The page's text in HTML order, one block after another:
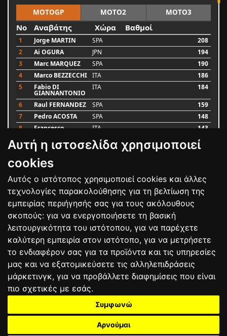
Αυτή η ιστοσελίδα χρησιμοποιεί
cookies
Αυτός ο ιστότοπος χρησιμοποιεί cookies και άλλες
τεχνολογίες παρακολούθησης για τη βελτίωση της
εμπειρίας περιήγησής σας για τους ακόλουθους
σκοπούς: για να ενεργοποιήσετε τη βασική
λειτουργικότητα του ιστότοπου, για να παρέχετε
καλύτερη εμπειρία στον ιστότοπο, για να μετρήσετε
το ενδιαφέρον σας για τα προϊόντα και τις υπηρεσίες
μας και να εξατομικεύσετε τις αλληλεπιδράσεις
μάρκετινγκ, για να προβάλλετε διαφημίσεις που είναι
πιο σχετικές με εσάς.
Συμφωνώ
Αρνούμαι
MOTOGP MOTO2 MOTO3
No Αναβάτης Χώρα Βαθμοί
1 Jorge MARTIN SPA
208
2
Ai OGURA JPN
194
3
Marc MARQUEZ SPA
190
4
Marco BEZZECCHI ITA
186
5
Fabio DI
GIANNANTONIO
ITA 184
6 Raul FERNANDEZ SPA
159
7
Pedro ACOSTA SPA
148
8
Francesco ITA 143
9 Alex MARQUEZ SPA
Luca MARINI
Bαθμολογία
ΟΡΟΙ ΧΡΗΣΗΣΠΟΛΙΤΙΚΗ ΠΡΟΣΤΑΣΙΑΣ
ΑΓΩΝΕΣΑΠΟΤΕΛΕΣΜΑΤΑΑΓΟΡΑ